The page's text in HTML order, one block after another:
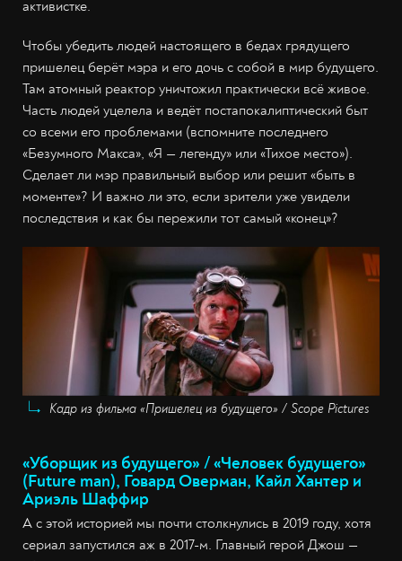
активистке.
Чтобы убедить людей настоящего в бедах грядущего
пришелец берёт мэра и его дочь с собой в мир будущего.
Там атомный реактор уничтожил практически всё живое.
Часть людей уцелела и ведёт постапокалиптический быт
со всеми его проблемами (вспомните последнего
«Безумного Макса», «Я — легенду» или «Тихое место»).
Сделает ли мэр правильный выбор или решит «быть в
моменте»? И важно ли это, если зрители уже увидели
последствия и как бы пережили тот самый «конец»?
Кадр из фильма «Пришелец из будущего» / Scope Pictures
«Уборщик из будущего» / «Человек будущего»
(Future man), Говард Оверман, Кайл Хантер и
Ариэль Шаффир
А с этой историей мы почти столкнулись в 2019 году, хотя
сериал запустился аж в 2017-м. Главный герой Джош —